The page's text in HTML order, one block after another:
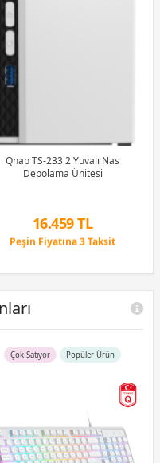
Qnap TS-233 2 Yuvalı Nas
Depolama Ünitesi
16.459 TL
Peşin Fiyatına 3 Taksit
Çok Satıyor Popüler Ürün